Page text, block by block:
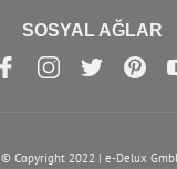
SOSYAL AĞLAR
© Copyright 2022 | e-Delux